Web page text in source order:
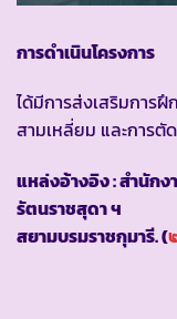
การดำเนินโครงการ
ได้มีการส่งเสริมการ
สามเหลี่ยม และการตั
แหล่งอ้างอิง : สำนักง
รัตนราชสุดา ฯ
สยามบรมราชกุมารี. (